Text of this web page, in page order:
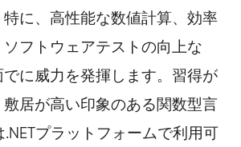
に、高性能な数値計算、効率
フトウェアテストの向上な
でに威力を発揮します。習得が
居が高い印象のある関数型言
プラットフォームで利用可